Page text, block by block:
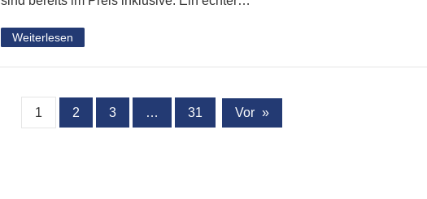
Weiterlesen
1 2 3 … 31 Vor »